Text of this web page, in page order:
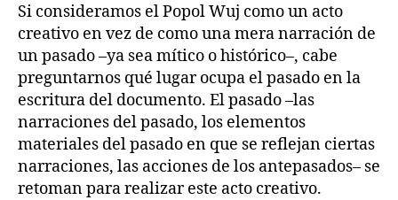
Si consideramos el Popol Wuj como un acto
creativo en vez de como una mera narración de
un pasado –ya sea mítico o histórico–, cabe
preguntarnos qué lugar ocupa el pasado en la
escritura del documento. El pasado –las
narraciones del pasado, los elementos
materiales del pasado en que se reflejan ciertas
narraciones, las acciones de los antepasados– se
retoman para realizar este acto creativo.